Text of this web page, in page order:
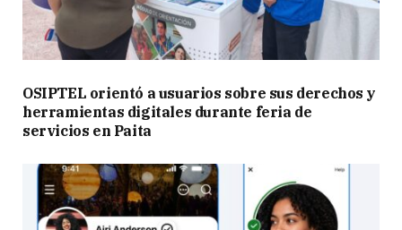
OSIPTEL orientó a usuarios sobre sus derechos y
herramientas digitales durante feria de
servicios en Paita